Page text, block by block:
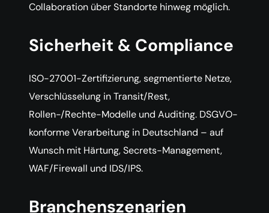
Collaboration über Standorte hinweg möglich.
Sicherheit & Compliance
ISO-27001-Zertifizierung, segmentierte Netze,
Verschlüsselung in Transit/Rest,
Rollen-/Rechte-Modelle und Auditing. DSGVO-
konforme Verarbeitung in Deutschland – auf
Wunsch mit Härtung, Secrets-Management,
WAF/Firewall und IDS/IPS.
Branchenszenarien